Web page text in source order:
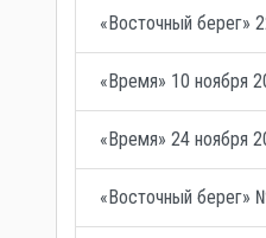
«Восточный берег»
«Время» 10 ноября
«Время» 24 ноября
«Восточный берег»